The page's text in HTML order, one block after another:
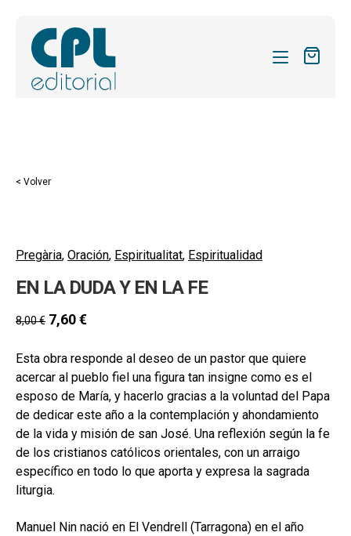
REVISTAS
MI CUENTA
BUSCAR
CAT
ESP
< Volver
Pregària, Oración, Espiritualitat, Espiritualidad
EN LA DUDA Y EN LA FE
8,00€ 7,60€
Esta obra responde al deseo de un pastor que quiere
acercar al pueblo fiel una figura tan insigne como es el
esposo de María, y hacerlo gracias a la voluntad del Papa
de dedicar este año a la contemplación y ahondamiento
de la vida y misión de san José. Una reflexión según la fe
de los cristianos católicos orientales, con un arraigo
específico en todo lo que aporta y expresa la sagrada
liturgia.
Manuel Nin nació en El Vendrell (Tarragona) en el año